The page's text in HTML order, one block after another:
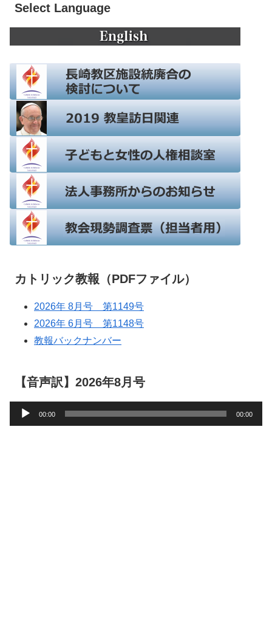
Select Language
カトリック教報（PDFファイル）
2026年 8月号 第1149号
2026年 6月号 第1148号
教報バックナンバー
【音声訳】2026年8月号
声
00:00 00:00